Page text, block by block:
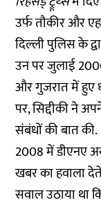
उर्फ तौकीर और
दिल्ली पुलिस के
उन पर जुलाई
और गुजरात में हुए
पर, सिद्दीकी ने
संबंधों की बात की.
2008 में डीएनए
खबर का हवाला
सवाल उठाया था